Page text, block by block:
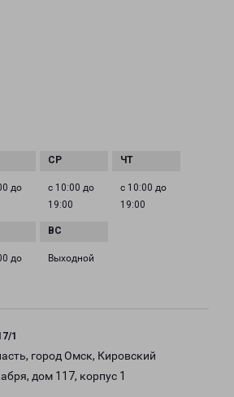
до
с 10:00 до
19:00
с 10:00 до
19:00
до
Выходной
1
город Омск, Кировский
дом 117, корпус 1